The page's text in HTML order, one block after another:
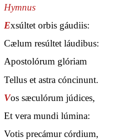
Hymnus
Exsúltet orbis gáudiis:
Cælum resúltet láudibus:
Apostolórum glóriam
Tellus et astra cóncinunt.
Vos sæculórum júdices,
Et vera mundi lúmina:
Votis precámur córdium,